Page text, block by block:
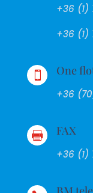
+36 (1)
+36 (1)
 One
+36
 FAX
+36 (1)